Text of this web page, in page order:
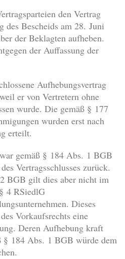
den Vertrag
Bescheids am 28. Juni
der Beklagten aufheben.
der Auffassung der
Aufhebungsvertrag
er von Vertretern ohne
wurde. Die gemäß § 177
wurden erst nach
erteilt.
gemäß § 184 Abs. 1 BGB
Vertragsschlusses zurück.
BGB gilt dies aber nicht im
4 RSiedlG
Dieses
Vorkaufsrechts eine
Deren Aufhebung kraft
§ 184 Abs. 1 BGB würde dem